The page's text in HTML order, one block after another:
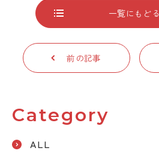
一覧にもどる
前の記事
Category
ALL